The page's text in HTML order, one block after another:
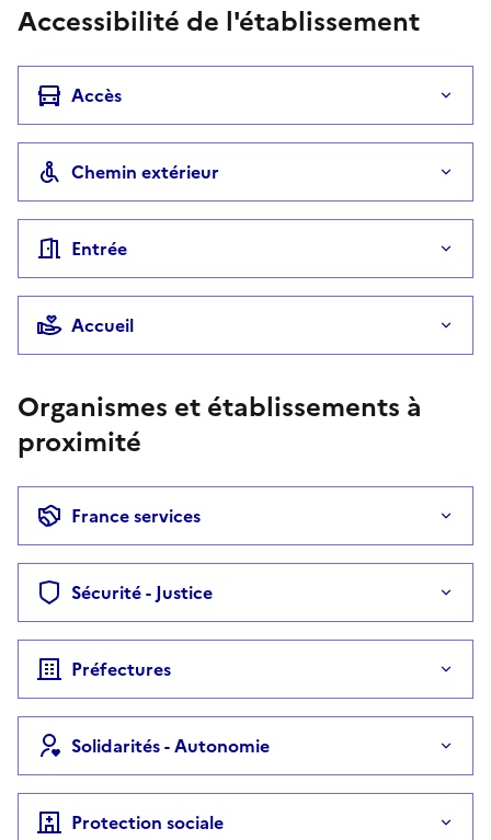
Accessibilité de l'établissement
Accès
Chemin extérieur
Entrée
Accueil
Organismes et établissements à
proximité
France services
Sécurité - Justice
Préfectures
Solidarités - Autonomie
Protection sociale